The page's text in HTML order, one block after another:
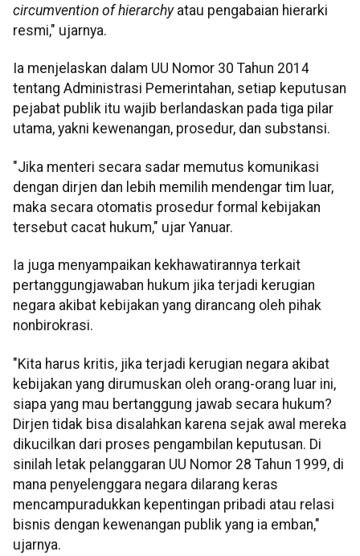
circumvention of hierarchyatau pengabaian hierarki
resmi," ujarnya.
Ia menjelaskan dalam UU Nomor 30 Tahun 2014
tentang Administrasi Pemerintahan, setiap keputusan
pejabat publik itu wajib berlandaskan pada tiga pilar
utama, yakni kewenangan, prosedur, dan substansi.
"Jika menteri secara sadar memutus komunikasi
dengan dirjen dan lebih memilih mendengar tim luar,
maka secara otomatis prosedur formal kebijakan
tersebut cacat hukum," ujar Yanuar.
Ia juga menyampaikan kekhawatirannya terkait
pertanggungjawaban hukum jika terjadi kerugian
negara akibat kebijakan yang dirancang oleh pihak
nonbirokrasi.
"Kita harus kritis, jika terjadi kerugian negara akibat
kebijakan yang dirumuskan oleh orang-orang luar ini,
siapa yang mau bertanggung jawab secara hukum?
Dirjen tidak bisa disalahkan karena sejak awal mereka
dikucilkan dari proses pengambilan keputusan. Di
sinilah letak pelanggaran UU Nomor 28 Tahun 1999, di
mana penyelenggara negara dilarang keras
mencampuradukkan kepentingan pribadi atau relasi
bisnis dengan kewenangan publik yang ia emban,"
ujarnya.